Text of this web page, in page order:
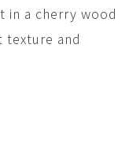
in a cherry wood
texture and